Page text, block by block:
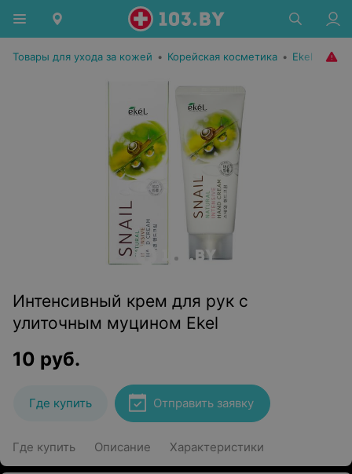
Товары для ухода за кожей • Корейская косметика • Ekel
Интенсивный крем для рук с
улиточным муцином Ekel
10 руб.
Где купить Отправить заявку
Где купить Описание Характеристики